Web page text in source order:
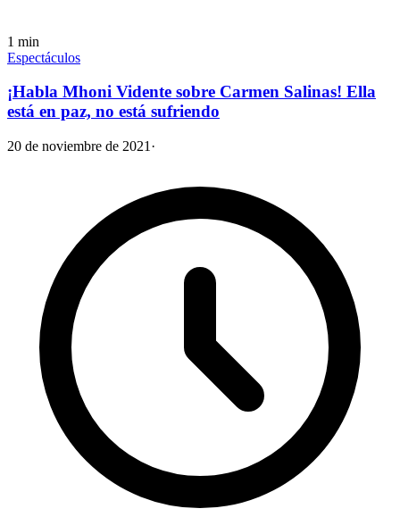
1 min
Espectáculos
¡Habla Mhoni Vidente sobre Carmen Salinas! Ella
está en paz, no está sufriendo
20 de noviembre de 2021 ·